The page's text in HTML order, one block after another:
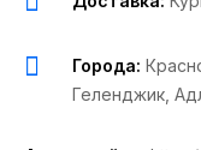
Города:
Геленджик